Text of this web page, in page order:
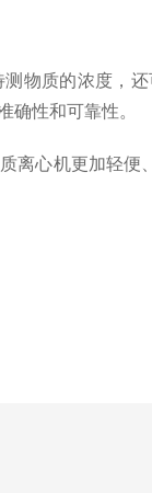
质的浓度，还
确性和可靠性。
心机更加轻便